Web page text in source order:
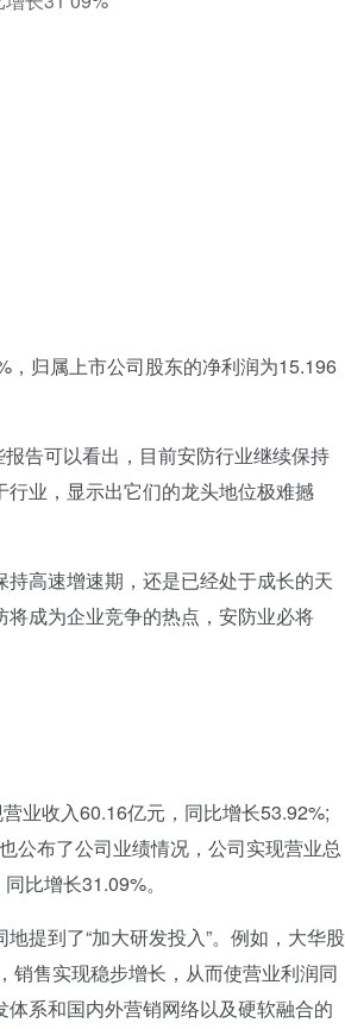
归属上市公司股东的净利润为15.196
告可以看出，目前安防行业继续保持
业，显示出它们的龙头地位极难撼
高速增速期，还是已经处于成长的天
成为企业竞争的热点，安防业必将
业收入60.16亿元，同比增长53.92%;
公布了公司业绩情况，公司实现营业总
比增长31.09%。
提到了“加大研发投入”。例如，大华股
销售实现稳步增长，从而使营业利润同
系和国内外营销网络以及硬软融合的